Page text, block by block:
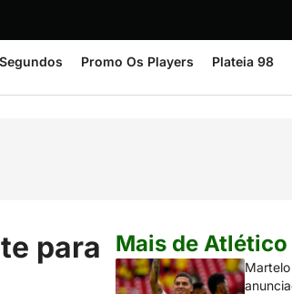
Promo Os Players Plateia 98
para
Mais de Atlético